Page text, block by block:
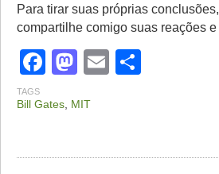
Para tirar suas próprias
compartilhe comigo suas reações
Facebook
Mastodon
Email
TAGS
Bill Gates MIT